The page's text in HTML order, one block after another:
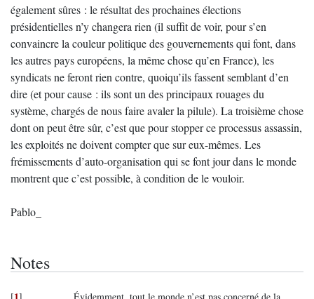
également sûres : le résultat des prochaines élections
présidentielles n’y changera rien (il suffit de voir, pour s’en
convaincre la couleur politique des gouvernements qui font, dans
les autres pays européens, la même chose qu’en France), les
syndicats ne feront rien contre, quoiqu’ils fassent semblant d’en
dire (et pour cause : ils sont un des principaux rouages du
système, chargés de nous faire avaler la pilule). La troisième chose
dont on peut être sûr, c’est que pour stopper ce processus assassin,
les exploités ne doivent compter que sur eux-mêmes. Les
frémissements d’auto-organisation qui se font jour dans le monde
montrent que c’est possible, à condition de le vouloir.
Pablo_
Notes